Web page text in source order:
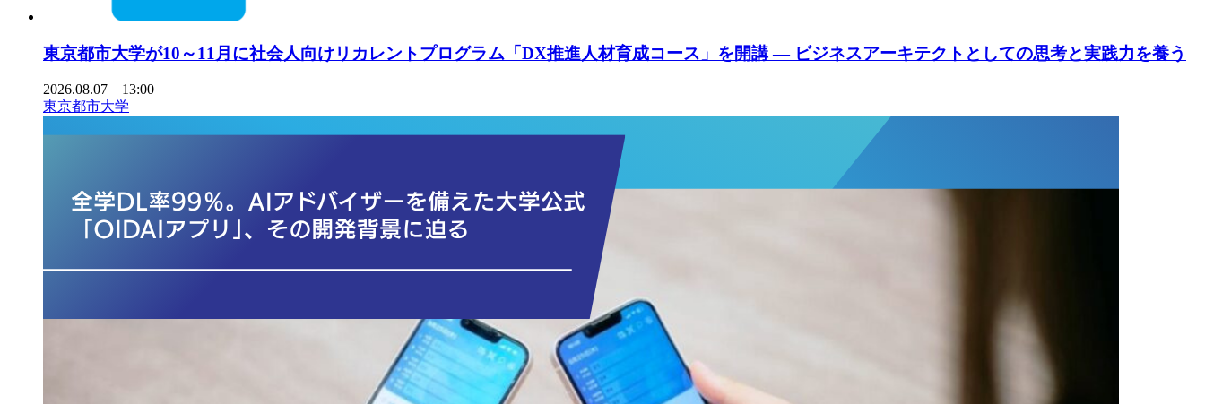
東京都市大学が10～11月に社会人向けリカレントプログラム「DX推進人材育成コース」を開講 ― ビジネスアーキテクトとしての思考と実践力を養う
2026.08.07 13:00
東京都市大学